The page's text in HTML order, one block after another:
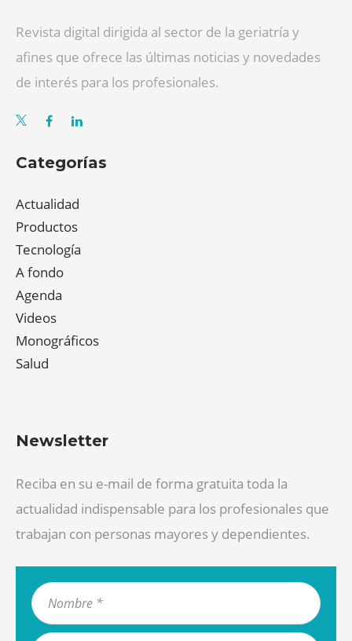
Revista digital dirigida al sector de la geriatría y
afines que ofrece las últimas noticias y novedades
de interés para los profesionales.
Categorías
Actualidad
Productos
Tecnología
A fondo
Agenda
Videos
Monográficos
Salud
Newsletter
Reciba en su e-mail de forma gratuita toda la
actualidad indispensable para los profesionales que
trabajan con personas mayores y dependientes.